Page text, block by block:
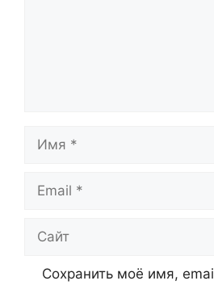
Имя
Email
Сайт
Сохранить моё имя,